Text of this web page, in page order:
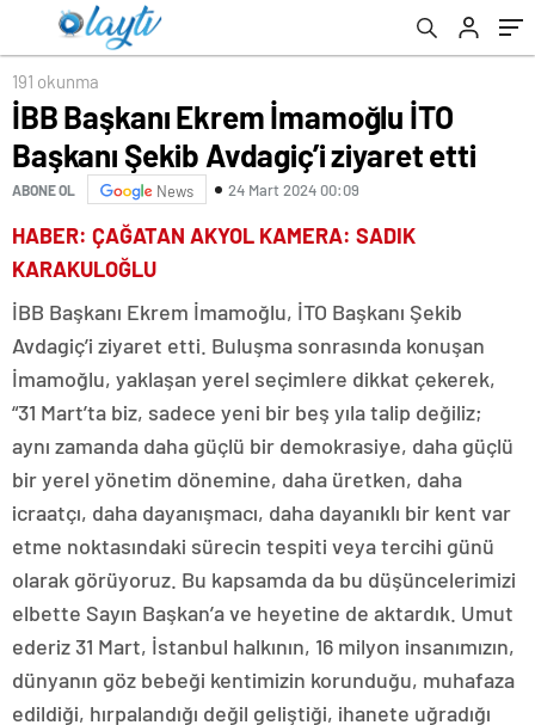
191 okunma
İBB Başkanı Ekrem İmamoğlu İTO
Başkanı Şekib Avdagiç’i ziyaret etti
ABONE OL News 24 Mart 2024 00:09
HABER: ÇAĞATAN AKYOL KAMERA: SADIK
KARAKULOĞLU
İBB Başkanı Ekrem İmamoğlu, İTO Başkanı Şekib
Avdagiç’i ziyaret etti. Buluşma sonrasında konuşan
İmamoğlu, yaklaşan yerel seçimlere dikkat çekerek,
“31 Mart’ta biz, sadece yeni bir beş yıla talip değiliz;
aynı zamanda daha güçlü bir demokrasiye, daha güçlü
bir yerel yönetim dönemine, daha üretken, daha
icraatçı, daha dayanışmacı, daha dayanıklı bir kent var
etme noktasındaki sürecin tespiti veya tercihi günü
olarak görüyoruz. Bu kapsamda da bu düşüncelerimizi
elbette Sayın Başkan’a ve heyetine de aktardık. Umut
ederiz 31 Mart, İstanbul halkının, 16 milyon insanımızın,
dünyanın göz bebeği kentimizin korunduğu, muhafaza
edildiği, hırpalandığı değil geliştiği, ihanete uğradığı